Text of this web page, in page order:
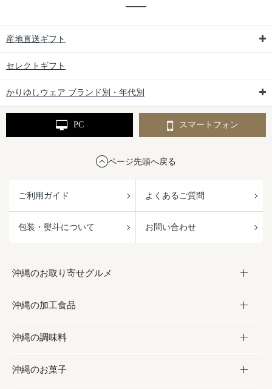
産地直送ギフト
セレクトギフト
かりゆしウェア ブランド別・年代別
PC スマートフォン
ページ先頭へ戻る
ご利用ガイド よくあるご質問
包装・熨斗について お問い合わせ
沖縄のお取り寄せグルメ
お取り寄せグルメ
フルーツ・野菜
お肉
沖縄の加工食品
加工食品
缶詰／パウチ
沖縄の調味料
調味料
沖縄のお菓子